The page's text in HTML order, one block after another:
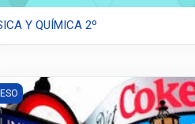
Y QUÍMICA 2º
2°